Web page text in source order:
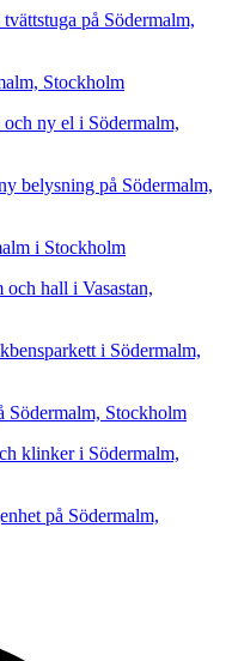
på Södermalm,
Stockholm
ny el i Södermalm,
belysning på Södermalm,
i Stockholm
hall i Vasastan,
i Södermalm,
Södermalm, Stockholm
klinker i Södermalm,
på Södermalm,